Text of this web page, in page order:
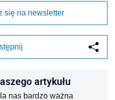
się na newsletter
artykułu
nas bardzo ważna